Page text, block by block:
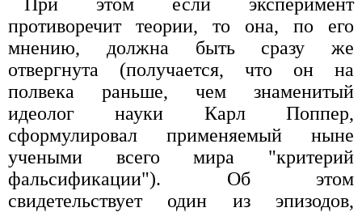
противоречит теории, то она, по его
мнению, должна быть сразу же
отвергнута (получается, что он на
полвека раньше, чем знаменитый
идеолог науки Карл Поппер,
сформулировал применяемый ныне
учеными всего мира "критерий
фальсификации"). Об этом
свидетельствует один из эпизодов,